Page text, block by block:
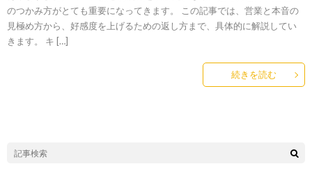
のつかみ方がとても重要になってきます。 この記事では、営業と本音の
見極め方から、好感度を上げるための返し方まで、具体的に解説してい
きます。 キ […]
続きを読む